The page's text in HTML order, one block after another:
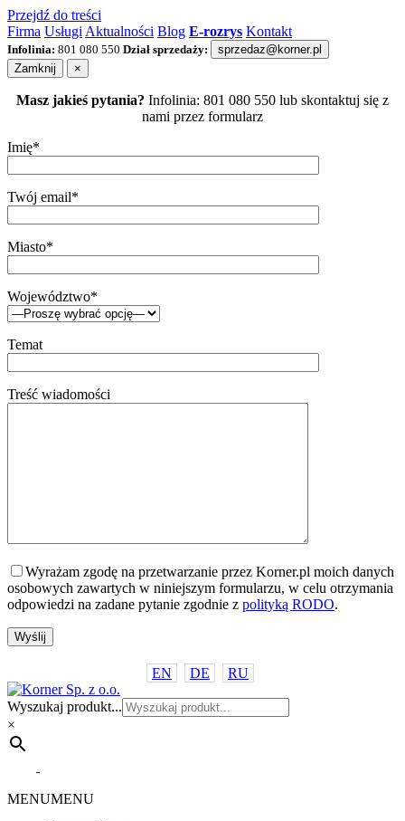
Przejdź do treści
Firma Usługi Aktualności Blog E-rozrys Kontakt
Infolinia: 801 080 550 Dział sprzedaży:
sprzedaz@korner.pl
Zamknij
×
Masz jakieś pytania? Infolinia: 801 080 550 lub skontaktuj się z
nami przez formularz
Imię*
Twój email*
Miasto*
Województwo*
Temat
Treść wiadomości
Wyrażam zgodę na przetwarzanie przez Korner.pl moich danych
osobowych zawartych w niniejszym formularzu, w celu otrzymania
odpowiedzi na zadane pytanie zgodnie z polityką RODO.
EN DE RU
Wyszukaj produkt...
×
MENUMENU